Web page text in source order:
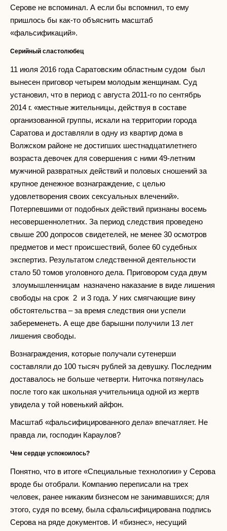
Серове не вспоминал. А если бы вспомнил, то ему
пришлось бы как-то объяснить масштаб
«фальсификаций».
Серийный сластолюбец
11 июля 2016 года Саратовским областным судом был
вынесен приговор четырем молодым женщинам. Суд
установил, что в период с августа 2011-го по сентябрь
2014 г. «местные жительницы, действуя в составе
организованной группы, искали на территории города
Саратова и доставляли в одну из квартир дома в
Волжском районе не достигших шестнадцатилетнего
возраста девочек для совершения с ними 49-летним
мужчиной развратных действий и половых сношений за
крупное денежное вознаграждение, с целью
удовлетворения своих сексуальных влечений».
Потерпевшими от подобных действий признаны восемь
несовершеннолетних. За период следствия проведено
свыше 200 допросов свидетелей, не менее 30 осмотров
предметов и мест происшествий, более 60 судебных
экспертиз. Результатом следственной деятельности
стало 50 томов уголовного дела. Приговором суда двум
злоумышленницам назначено наказание в виде лишения
свободы на срок 2 и 3 года. У них смягчающие вину
обстоятельства – за время следствия они успели
забеременеть. А еще две барышни получили 13 лет
лишения свободы.
Вознаграждения, которые получали сутенерши
составляли до 100 тысяч рублей за девушку. Последним
доставалось не больше четверти. Ниточка потянулась
после того как школьная учительница одной из жертв
увидела у той новенький айфон.
Масштаб «фальсифицированного дела» впечатляет. Не
правда ли, господин Караулов?
Чем сердце успокоилось?
Понятно, что в итоге «Специальные технологии» у Серова
вроде бы отобрали. Компанию переписали на трех
человек, ранее никаким бизнесом не занимавшихся; для
этого, судя по всему, была сфальсифицирована подпись
Серова на ряде документов. И «бизнес», несущий